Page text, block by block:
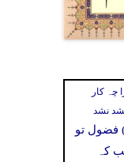
چہ کار
نشد
فضول تو
کہ